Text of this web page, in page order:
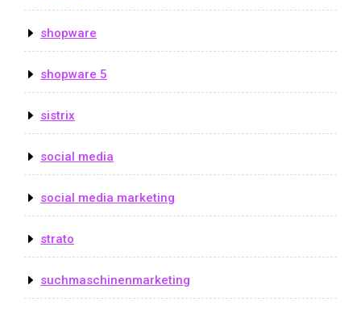
shopware
shopware 5
sistrix
social media
social media marketing
strato
suchmaschinenmarketing